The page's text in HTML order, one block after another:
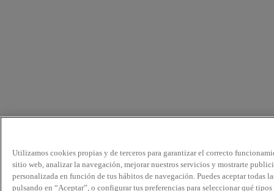
Utilizamos cookies propias y de terceros para garantizar el correcto
sitio web, analizar la navegación, mejorar nuestros servicios y mostrarte
personalizada en función de tus hábitos de navegación. Puedes aceptar todas
pulsando en “Aceptar”, o configurar tus preferencias para seleccionar qué tipos